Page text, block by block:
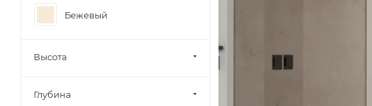
Бежевый
Высота
Глубина